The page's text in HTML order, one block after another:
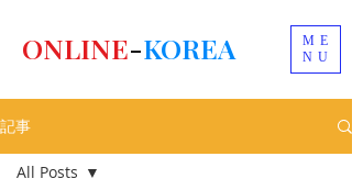
ME
NU
ONLINE-KOREA
記事
All Posts